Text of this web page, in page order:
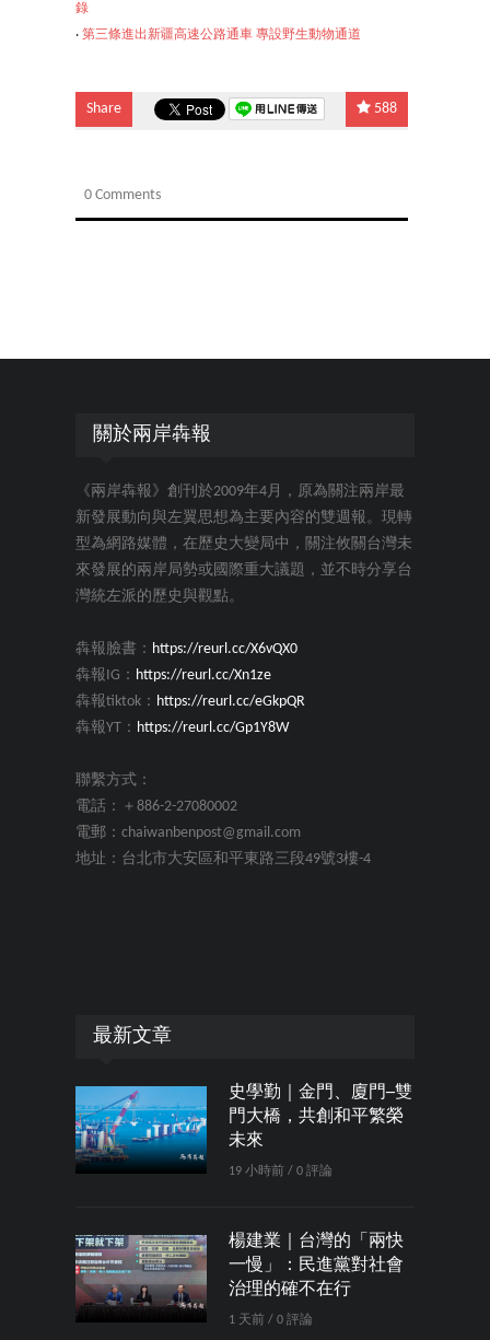
錄
‧ 第三條進出新疆高速公路通車 專設野生動物通道
Share 588
0 Comments
關於兩岸犇報
《兩岸犇報》創刊於2009年4月，原為關注兩岸最
新發展動向與左翼思想為主要內容的雙週報。現轉
型為網路媒體，在歷史大變局中，關注攸關台灣未
來發展的兩岸局勢或國際重大議題，並不時分享台
灣統左派的歷史與觀點。
犇報臉書： https://reurl.cc/X6vQX0
犇報IG： https://reurl.cc/Xn1ze
犇報tiktok： https://reurl.cc/eGkpQR
犇報YT： https://reurl.cc/Gp1Y8W
聯繫方式：
電話：＋886-2-27080002
電郵：chaiwanbenpost@gmail.com
地址：台北市大安區和平東路三段49號3樓-4
最新文章
史學勤｜金門、廈門─雙
門大橋，共創和平繁榮
未來
19 小時前 / 0 評論
楊建業｜台灣的「兩快
一慢」：民進黨對社會
治理的確不在行
1 天前 / 0 評論